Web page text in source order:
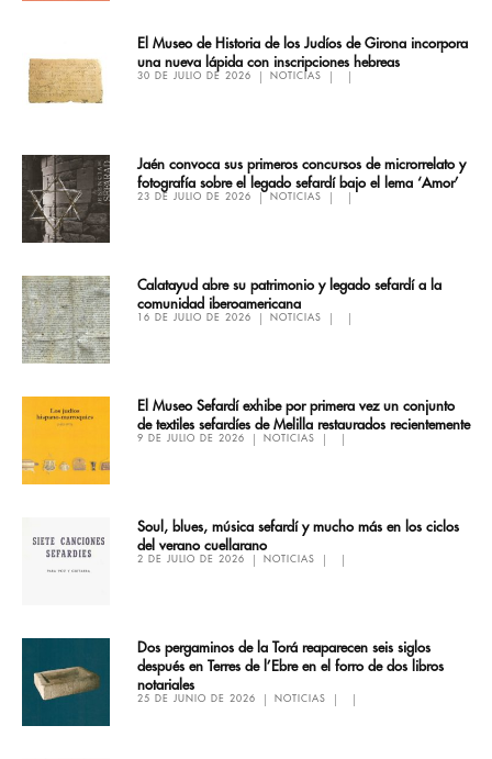
El Museo de Historia de los Judíos de Girona incorpora
una nueva lápida con inscripciones hebreas
30 DE JULIO DE 2026 NOTICIAS
Jaén convoca sus primeros concursos de microrrelato y
fotografía sobre el legado sefardí bajo el lema ‘Amor’
23 DE JULIO DE 2026 NOTICIAS
Calatayud abre su patrimonio y legado sefardí a la
comunidad iberoamericana
16 DE JULIO DE 2026 NOTICIAS
El Museo Sefardí exhibe por primera vez un conjunto
de textiles sefardíes de Melilla restaurados recientemente
9 DE JULIO DE 2026 NOTICIAS
Soul, blues, música sefardí y mucho más en los ciclos
del verano cuellarano
2 DE JULIO DE 2026 NOTICIAS
Dos pergaminos de la Torá reaparecen seis siglos
después en Terres de l’Ebre en el forro de dos libros
notariales
25 DE JUNIO DE 2026 NOTICIAS